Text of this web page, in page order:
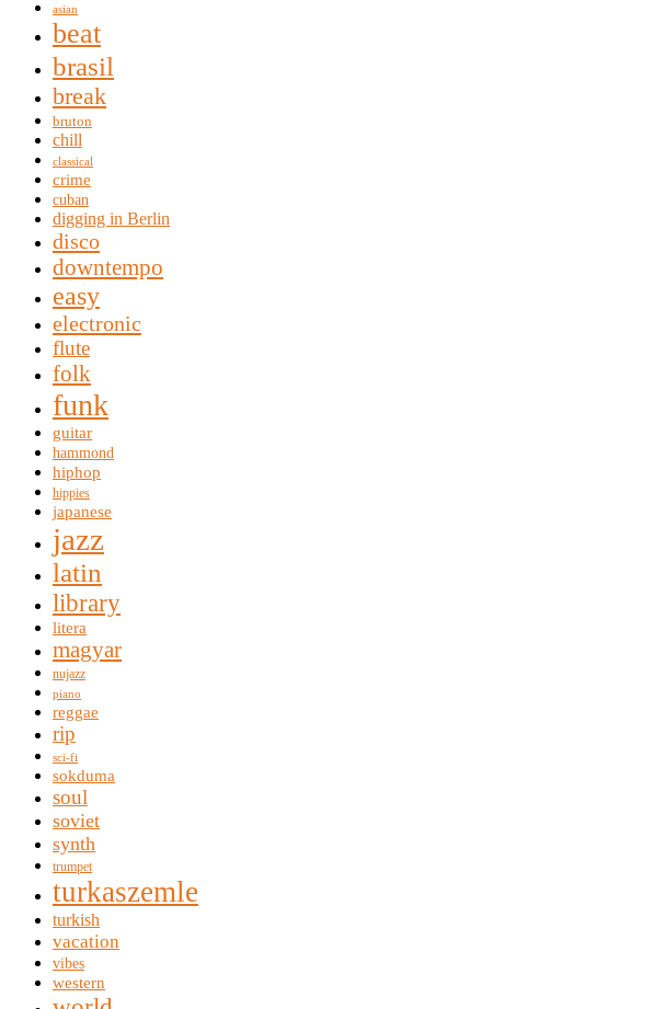
asian
beat
brasil
break
bruton
chill
classical
crime
cuban
digging in Berlin
disco
downtempo
easy
electronic
flute
folk
funk
guitar
hammond
hiphop
hippies
japanese
jazz
latin
library
litera
magyar
nujazz
piano
reggae
rip
sci-fi
sokduma
soul
soviet
synth
trumpet
turkaszemle
turkish
vacation
vibes
western